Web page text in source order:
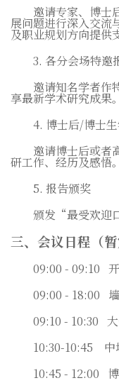
邀请专家、博士
展问题进行深入交流
及职业规划方向提供
3. 各分会场特邀
邀请知名学者作
享最新学术研究成果。
4. 博士后/博士
邀请博士后或者
研工作、经历及感悟。
5. 报告颁奖
颁发“最受欢迎
三、会议日程（暂
09:00 - 09:10
09:00 - 18:00
09:10 - 10:30
10:30-10:45 中
10:45 - 12:00